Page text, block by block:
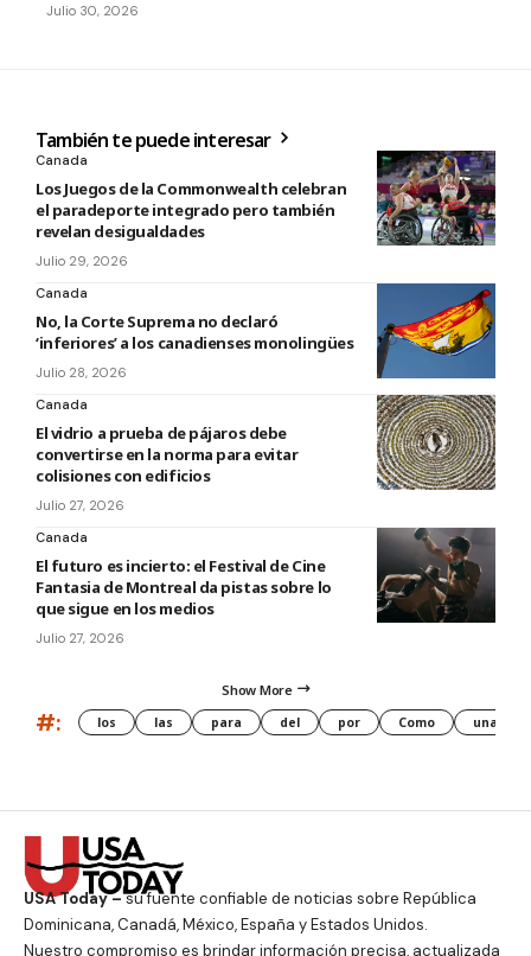
Julio 30, 2026
También te puede interesar
Canada
Los Juegos de la Commonwealth celebran
el paradeporte integrado pero también
revelan desigualdades
Julio 29, 2026
Canada
No, la Corte Suprema no declaró
‘inferiores’ a los canadienses monolingües
Julio 28, 2026
Canada
El vidrio a prueba de pájaros debe
convertirse en la norma para evitar
colisiones con edificios
Julio 27, 2026
Canada
El futuro es incierto: el Festival de Cine
Fantasia de Montreal da pistas sobre lo
que sigue en los medios
Julio 27, 2026
Show More
#: los las para del por Como una
USA Today –su fuente confiable de noticias sobre República
Dominicana, Canadá, México, España y Estados Unidos.
Nuestro compromiso es brindar información precisa, actualizada